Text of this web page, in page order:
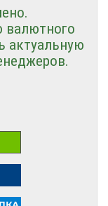
валютного
актуальную